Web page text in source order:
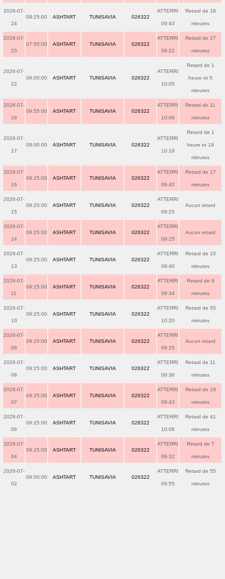
2026-07-
24
09:25:00 ASHTART TUNISAVIA 026322
ATTERRI
09:43
Retard de 18
minutes
2026-07-
23
07:55:00 ASHTART TUNISAVIA 026322
ATTERRI
08:22
Retard de 27
minutes
2026-07-
22
09:00:00 ASHTART TUNISAVIA 026322
ATTERRI
10:05
Retard de 1
heure et 5
minutes
2026-07-
18
09:55:00 ASHTART TUNISAVIA 026322
ATTERRI
10:06
Retard de 11
minutes
2026-07-
17
09:00:00 ASHTART TUNISAVIA 026322
ATTERRI
10:19
Retard de 1
heure et 19
minutes
2026-07-
16
09:25:00 ASHTART TUNISAVIA 026322
ATTERRI
09:42
Retard de 17
minutes
2026-07-
15
09:25:00 ASHTART TUNISAVIA 026322
ATTERRI
09:25
Aucun retard
2026-07-
14
09:25:00 ASHTART TUNISAVIA 026322
ATTERRI
09:25
Aucun retard
2026-07-
13
09:25:00 ASHTART TUNISAVIA 026322
ATTERRI
09:40
Retard de 15
minutes
2026-07-
11
09:25:00 ASHTART TUNISAVIA 026322
ATTERRI
09:34
Retard de 9
minutes
2026-07-
10
09:25:00 ASHTART TUNISAVIA 026322
ATTERRI
10:20
Retard de 55
minutes
2026-07-
09
09:25:00 ASHTART TUNISAVIA 026322
ATTERRI
09:25
Aucun retard
2026-07-
08
09:25:00 ASHTART TUNISAVIA 026322
ATTERRI
09:36
Retard de 11
minutes
2026-07-
07
09:25:00 ASHTART TUNISAVIA 026322
ATTERRI
09:43
Retard de 18
minutes
2026-07-
06
09:25:00 ASHTART TUNISAVIA 026322
ATTERRI
10:06
Retard de 41
minutes
2026-07-
04
09:25:00 ASHTART TUNISAVIA 026322
ATTERRI
09:32
Retard de 7
minutes
2026-07-
02
09:00:00 ASHTART TUNISAVIA 026322
ATTERRI
09:55
Retard de 55
minutes